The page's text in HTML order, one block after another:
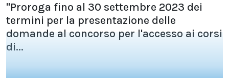
"Proroga fino al 30 settembre 2023 dei
termini per la presentazione delle
domande al concorso per l'accesso ai corsi
di...